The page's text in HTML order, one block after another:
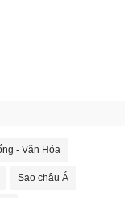
- Văn Hóa
Sao châu Á